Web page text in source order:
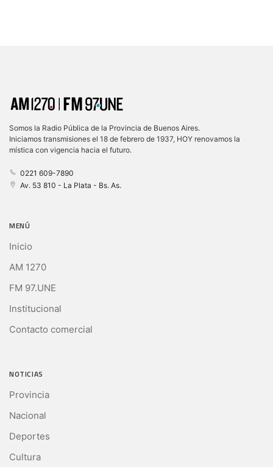
Somos la Radio Pública de la Provincia de Buenos Aires.
Iniciamos transmisiones el 18 de febrero de 1937, HOY renovamos la
mística con vigencia hacia el futuro.
0221 609-7890
Av. 53 810 - La Plata - Bs. As.
MENÚ
Inicio
AM 1270
FM 97.UNE
Institucional
Contacto comercial
NOTICIAS
Provincia
Nacional
Deportes
Cultura